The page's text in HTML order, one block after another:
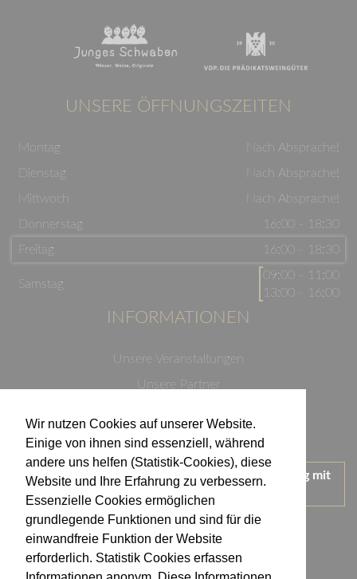
Wir nutzen Cookies auf unserer Website.
Einige von ihnen sind essenziell, während
andere uns helfen (Statistik-Cookies), diese
Website und Ihre Erfahrung zu verbessern.
Essenzielle Cookies ermöglichen
grundlegende Funktionen und sind für die
einwandfreie Funktion der Website
erforderlich. Statistik Cookies erfassen
UNSERE ÖFFNUNGSZEITEN
Montag
Nach Absprache!
Dienstag
Nach Absprache!
Mittwoch
Nach Absprache!
Donnerstag
16:00 - 18:30
Freitag
16:00 - 18:30
Samstag
09:00 - 11:00
13:00 - 16:00
INFORMATIONEN
Unsere Veranstaltungen
Unsere Partner
Impressum
Wir treten für einen verantwortungsvollen Umgang mit
Alkohol ein.
KONTAKT
Weingut Kistenmacher & Hengerer